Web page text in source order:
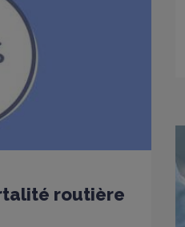
routière